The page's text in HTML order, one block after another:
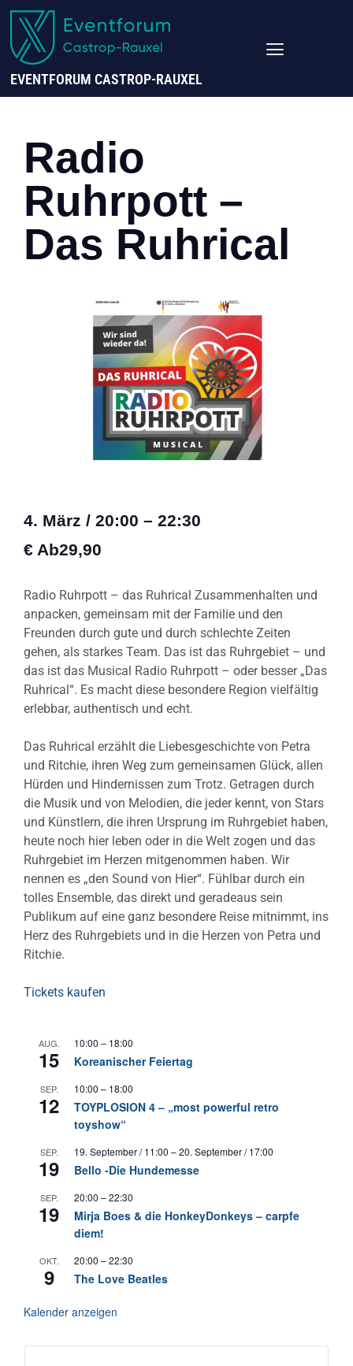
EVENTFORUM CASTROP-RAUXEL
Radio
Ruhrpott –
Das Ruhrical
4. März / 20:00 – 22:30
€ Ab29,90
Radio Ruhrpott – das Ruhrical Zusammenhalten und
anpacken, gemeinsam mit der Familie und den
Freunden durch gute und durch schlechte Zeiten
gehen, als starkes Team. Das ist das Ruhrgebiet – und
das ist das Musical Radio Ruhrpott – oder besser „Das
Ruhrical“. Es macht diese besondere Region vielfältig
erlebbar, authentisch und echt.
Das Ruhrical erzählt die Liebesgeschichte von Petra
und Ritchie, ihren Weg zum gemeinsamen Glück, allen
Hürden und Hindernissen zum Trotz. Getragen durch
die Musik und von Melodien, die jeder kennt, von Stars
und Künstlern, die ihren Ursprung im Ruhrgebiet haben,
heute noch hier leben oder in die Welt zogen und das
Ruhrgebiet im Herzen mitgenommen haben. Wir
nennen es „den Sound von Hier“. Fühlbar durch ein
tolles Ensemble, das direkt und geradeaus sein
Publikum auf eine ganz besondere Reise mitnimmt, ins
Herz des Ruhrgebiets und in die Herzen von Petra und
Ritchie.
Tickets kaufen
AUG.
15
10:00 – 18:00
Koreanischer Feiertag
SEP.
12
10:00 – 18:00
TOYPLOSION 4 – „most powerful retro
toyshow“
SEP.
19
19. September / 11:00 –20. September / 17:00
Bello -Die Hundemesse
SEP.
19
20:00 –22:30
Mirja Boes & die HonkeyDonkeys – carpfe
diem!
OKT.
9
20:00 –22:30
The Love Beatles
Kalender anzeigen